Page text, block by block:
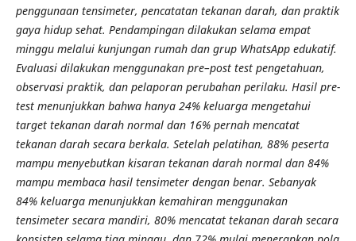
penggunaan tensimeter, pencatatan tekanan darah, dan praktik
gaya hidup sehat. Pendampingan dilakukan selama empat
minggu melalui kunjungan rumah dan grup WhatsApp edukatif.
Evaluasi dilakukan menggunakan pre–post test pengetahuan,
observasi praktik, dan pelaporan perubahan perilaku. Hasil pre-
test menunjukkan bahwa hanya 24% keluarga mengetahui
target tekanan darah normal dan 16% pernah mencatat
tekanan darah secara berkala. Setelah pelatihan, 88% peserta
mampu menyebutkan kisaran tekanan darah normal dan 84%
mampu membaca hasil tensimeter dengan benar. Sebanyak
84% keluarga menunjukkan kemahiran menggunakan
tensimeter secara mandiri, 80% mencatat tekanan darah secara